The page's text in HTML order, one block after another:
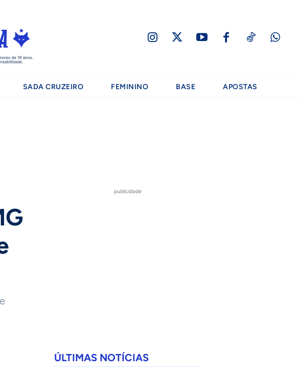
SADA CRUZEIRO FEMININO BASE APOSTAS
publicidade
ÚLTIMAS NOTÍCIAS